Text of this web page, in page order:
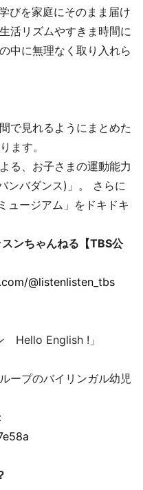
びを家庭にそのまま届け
活リズムやすきま時間に
中に無理なく取り入れら
で見れるようにまとめた
ます。
る、お子さまの運動能力
ンバダンス)」。 さらに
ュージアム」をドキドキ
ンちゃんねる【TBS公
@listenlisten_tbs
Hello English !」
ープのバイリンガル幼児